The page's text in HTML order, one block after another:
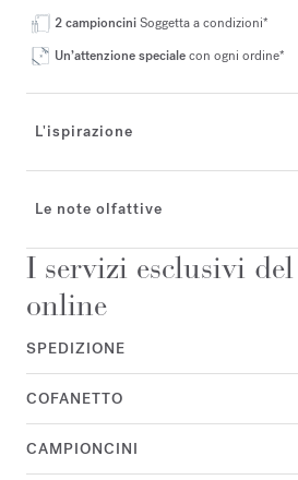
2 campionciniSoggetta a condizioni*
Un’attenzione specialecon ogni ordine*
L'ispirazione
Le note olfattive
I servizi esclusivi
online
SPEDIZIONE
COFANETTO
CAMPIONCINI